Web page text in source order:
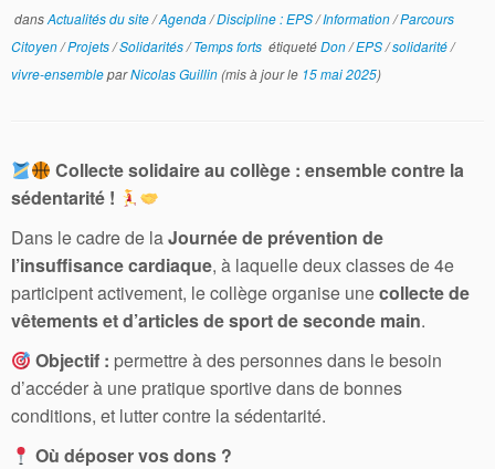
dansActualités du site/Agenda/Discipline : EPS/Information/Parcours
Citoyen/Projets/Solidarités/Temps forts étiquetéDon/EPS/solidarité/
vivre-ensembleparNicolas Guillin(mis à jour le 15 mai 2025)
Collectesolidaireaucollège :ensemblecontre la
sédentarité !
Dans lecadrede laJournéede prévention de
l’insuffisancecardiaque, à laquelledeuxclassesde4e
participentactivement, lecollègeorganise unecollectede
vêtementsetd’articlesdesportdeseconde main.
Objectif : permettreàdes personnesdans le besoin
d’accéderà une pratiquesportivedansde bonnes
conditions, et luttercontre lasédentarité.
Oùdéposervosdons ?